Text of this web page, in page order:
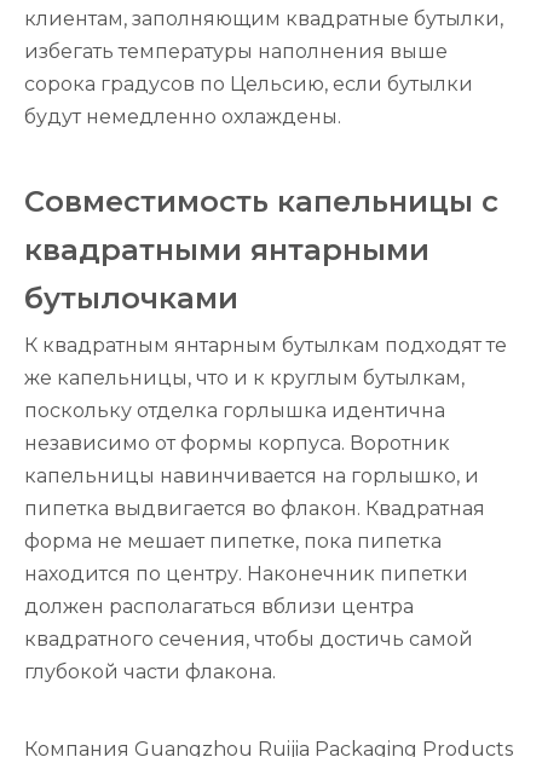
клиентам, заполняющим квадратные бутылки,
избегать температуры наполнения выше
сорока градусов по Цельсию, если бутылки
будут немедленно охлаждены.
Совместимость капельницы с
квадратными янтарными
бутылочками
К квадратным янтарным бутылкам подходят те
же капельницы, что и к круглым бутылкам,
поскольку отделка горлышка идентична
независимо от формы корпуса. Воротник
капельницы навинчивается на горлышко, и
пипетка выдвигается во флакон. Квадратная
форма не мешает пипетке, пока пипетка
находится по центру. Наконечник пипетки
должен располагаться вблизи центра
квадратного сечения, чтобы достичь самой
глубокой части флакона.
Компания Guangzhou Ruijia Packaging Products